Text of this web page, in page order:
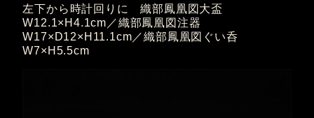
左下から時計回りに 織部鳳凰図大盃
W12.1×H4.1cm／織部鳳凰図注器
W17×D12×H11.1cm／織部鳳凰図ぐい呑
W7×H5.5cm